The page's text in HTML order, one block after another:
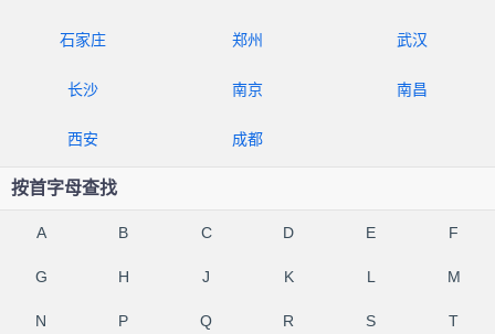
石家庄 郑州 武汉
长沙 南京 南昌
西安 成都
按首字母查找
A B C D E F
G H J K L M
N P Q R S T